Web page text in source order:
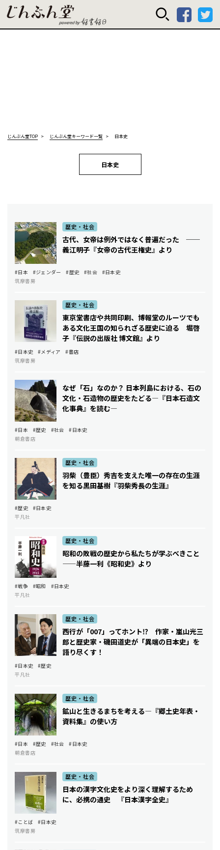
じんぶん堂
じんぶん堂TOP じんぶん堂キーワード一覧 日本史
日本史
歴史・社会
古代、女帝は例外ではなく普遍だった ──
義江明子『女帝の古代王権史』より
#日本 #ジェンダー #歴史 #社会
#日本史
筑摩書房
歴史・社会
東京堂書店や共同印刷、博報堂のルーツでも
ある文化王国の知られざる歴史に迫る ――堀啓
子『伝説の出版社 博文館』より
#日本史 #メディア
#書店
筑摩書房
なぜ「石」なのか？ 日本列島における、石の
文化・石造物の歴史をたどる―『日本石造文
化事典』を読む―
#日本 #歴史 #社会
#日本史
朝倉書店
歴史・社会
羽柴（豊臣）秀吉を支えた唯一の存在の生涯
を知る――黒田基樹『羽柴秀長の生涯』
#歴史
#日本史
平凡社
歴史・社会
昭和の敗戦の歴史から私たちが学ぶべきこと
——半藤一利《昭和史》より
#戦争 #昭和
#日本史
平凡社
歴史・社会
西行が「007」ってホント⁉ 作家・嵐山光三
郎と歴史家・磯田道史が「異端の日本史」を
語り尽くす！
#日本史
#歴史
平凡社
歴史・社会
鉱山と生きるまちを考える―『郷土史年表・
資料集』の使い方
#日本 #歴史 #社会
#日本史
朝倉書店
歴史・社会
日本の漢字文化史をより深く理解するため
に、必携の通史 ――『日本漢字全史』
#ことば
#日本史
筑摩書房